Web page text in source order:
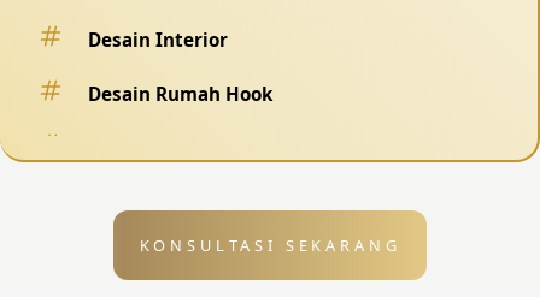
Desain Interior
Desain Rumah Hook
Desain Eksterior
KONSULTASI SEKARANG